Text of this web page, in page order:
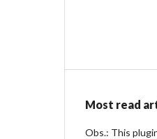
Most read
Obs.: This